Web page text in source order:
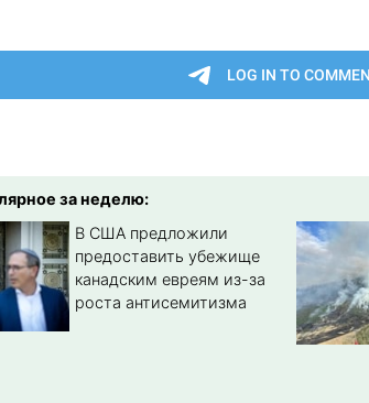
за неделю:
В США предложили
предоставить убежище
канадским евреям из-за
роста антисемитизма